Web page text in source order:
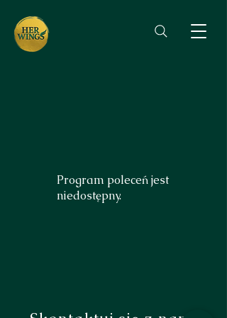
Program poleceń jest
niedostępny.